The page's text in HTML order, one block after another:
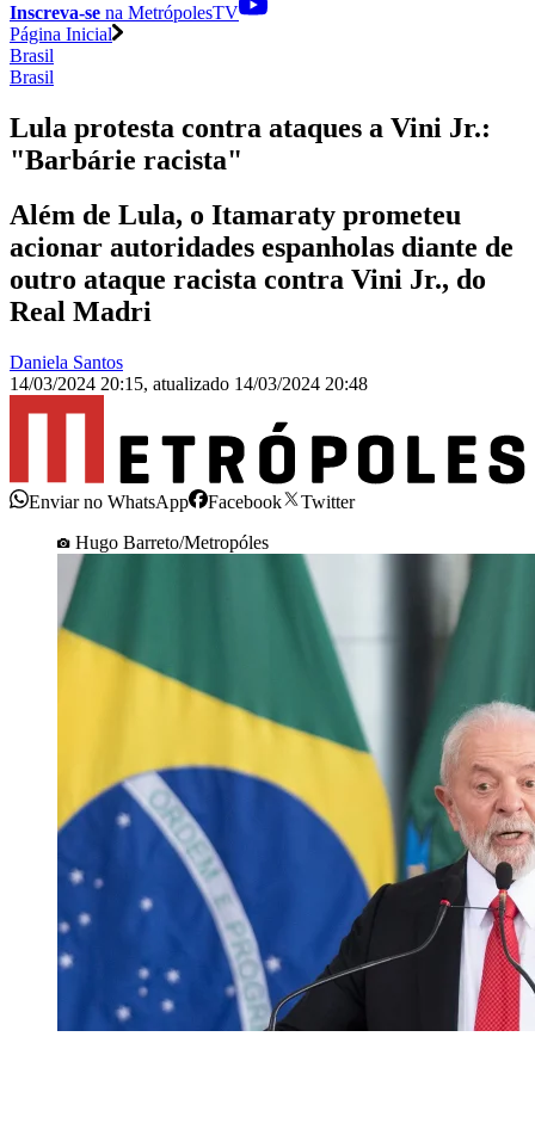
Inscreva-se na MetrópolesTV
Página Inicial
Brasil
Brasil
Lula protesta contra ataques a Vini Jr.:
"Barbárie racista"
Além de Lula, o Itamaraty prometeu
acionar autoridades espanholas diante de
outro ataque racista contra Vini Jr., do
Real Madri
Daniela Santos
14/03/2024 20:15, atualizado 14/03/2024 20:48
Enviar no WhatsApp Facebook
Twitter
Hugo Barreto/Metropóles